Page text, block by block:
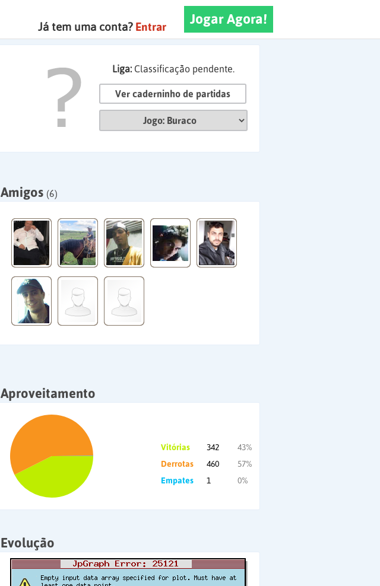
Jogar Agora!
Já tem uma conta? Entrar
Liga: Classificação pendente.
Ver caderninho de partidas
Amigos (6)
Aproveitamento
Vitórias 342
43%
Derrotas
460
57%
Empates
1 0%
Evolução